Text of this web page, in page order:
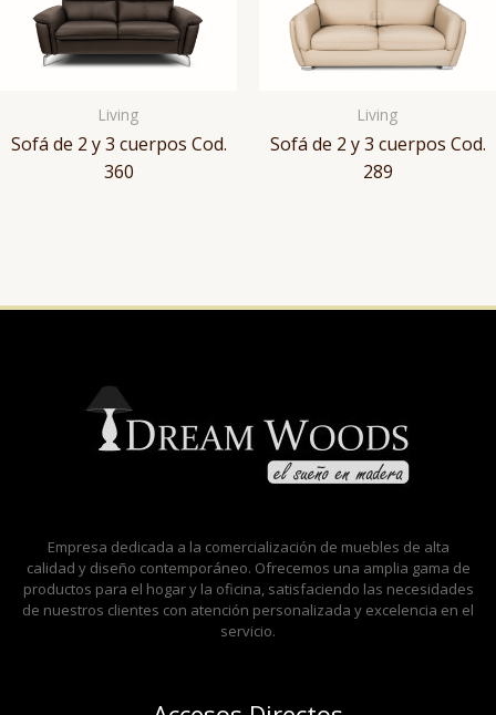
Living
Sofá de 2 y 3 cuerpos Cod.
360
Living
Sofá de 2 y 3 cuerpos Cod.
289
Empresa dedicada a la comercialización de muebles de alta
calidad y diseño contemporáneo. Ofrecemos una amplia gama de
productos para el hogar y la oficina, satisfaciendo las necesidades
de nuestros clientes con atención personalizada y excelencia en el
servicio.